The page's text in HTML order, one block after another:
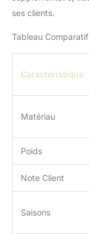
ses clients.
Tableau Comparatif
Caractéristique
Matériau
Poids
Note Client
Saisons